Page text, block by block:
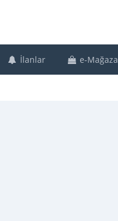
İlanlar e-Mağaza